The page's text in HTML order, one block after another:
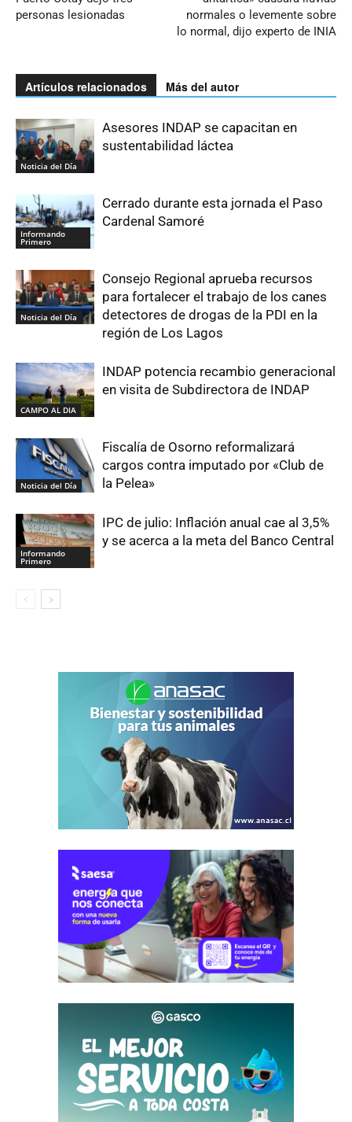
personas lesionadas
normales o levemente sobre
lo normal, dijo experto de INIA
Artículos relacionados Más del autor
Noticia del Día
Asesores INDAP se capacitan en
sustentabilidad láctea
Informando
Primero
Cerrado durante esta jornada el Paso
Cardenal Samoré
Noticia del Día
Consejo Regional aprueba recursos
para fortalecer el trabajo de los canes
detectores de drogas de la PDI en la
región de Los Lagos
CAMPO AL DIA
INDAP potencia recambio generacional
en visita de Subdirectora de INDAP
Noticia del Día
Fiscalía de Osorno reformalizará
cargos contra imputado por «Club de
la Pelea»
Informando
Primero
IPC de julio: Inflación anual cae al 3,5%
y se acerca a la meta del Banco Central